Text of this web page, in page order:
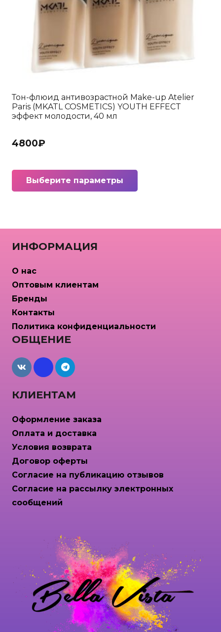
Тон-флюид антивозрастной Make-up Atelier
Paris (MKATL COSMETICS) YOUTH EFFECT
эффект молодости, 40 мл
4800₽
Выберите параметры
КЛИЕНТАМ
Оформление заказа
Оплата и доставка
Условия возврата
Договор оферты
Согласие на публикацию отзывов
Согласие на рассылку электронных
сообщений
ОБЩЕНИЕ
maxcdn
ИНФОРМАЦИЯ
О нас
Оптовым клиентам
Бренды
Контакты
Политика конфиденциальности